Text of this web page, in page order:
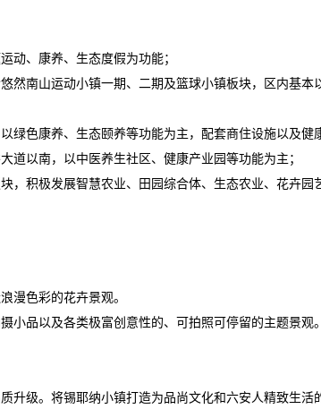
动、康养、生态度假为功能；
然南山运动小镇一期、二期及篮球小镇板块，区内基本
绿色康养、生态颐养等功能为主，配套商住设施以及健
道以南，以中医养生社区、健康产业园等功能为主；
，积极发展智慧农业、田园综合体、生态农业、花卉园
漫色彩的花卉景观。
小品以及各类极富创意性的、可拍照可停留的主题景观。
升级。将锡耶纳小镇打造为品尚文化和六安人精致生活